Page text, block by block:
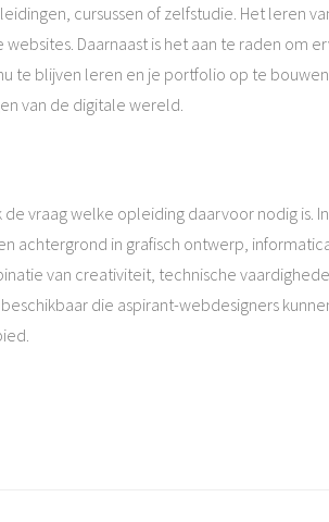
cursussen of zelfstudie. Het leren
Daarnaast is het aan te raden om
te blijven leren en je portfolio op te
van de digitale wereld.
vraag welke opleiding daarvoor nodig is.
achtergrond in grafisch ontwerp,
van creativiteit, technische
die aspirant-webdesigners